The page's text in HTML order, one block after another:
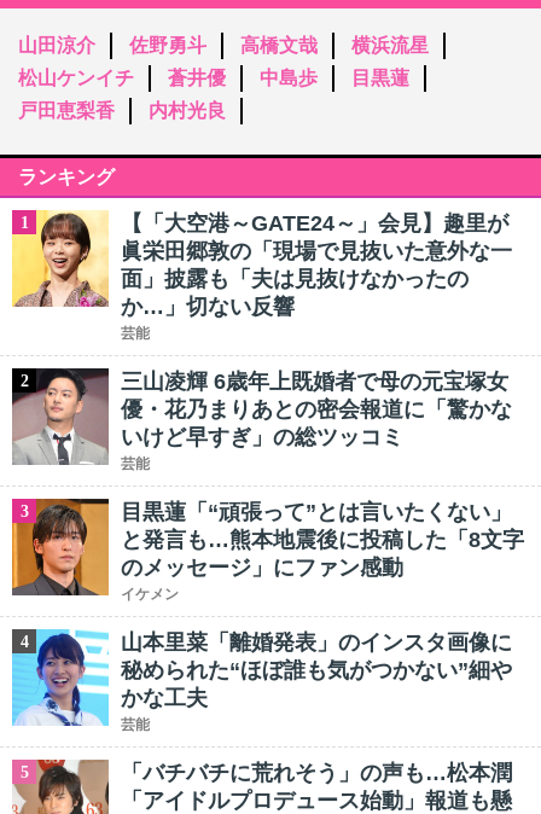
山田涼介 佐野勇斗 高橋文哉
横浜流星
松山ケンイチ
蒼井優 中島歩
目黒蓮
戸田恵梨香
内村光良
ランキング
1
【「大空港～GATE24～」会見】趣里が
眞栄田郷敦の「現場で見抜いた意外な一
面」披露も「夫は見抜けなかったの
か…」切ない反響
芸能
2
三山凌輝 6歳年上既婚者で母の元宝塚女
優・花乃まりあとの密会報道に「驚かな
いけど早すぎ」の総ツッコミ
芸能
3
目黒蓮「“頑張って”とは言いたくない」
と発言も…熊本地震後に投稿した「8文字
のメッセージ」にファン感動
イケメン
4
山本里菜「離婚発表」のインスタ画像に
秘められた“ほぼ誰も気がつかない”細や
かな工夫
芸能
5
「バチバチに荒れそう」の声も…松本潤
「アイドルプロデュース始動」報道も懸